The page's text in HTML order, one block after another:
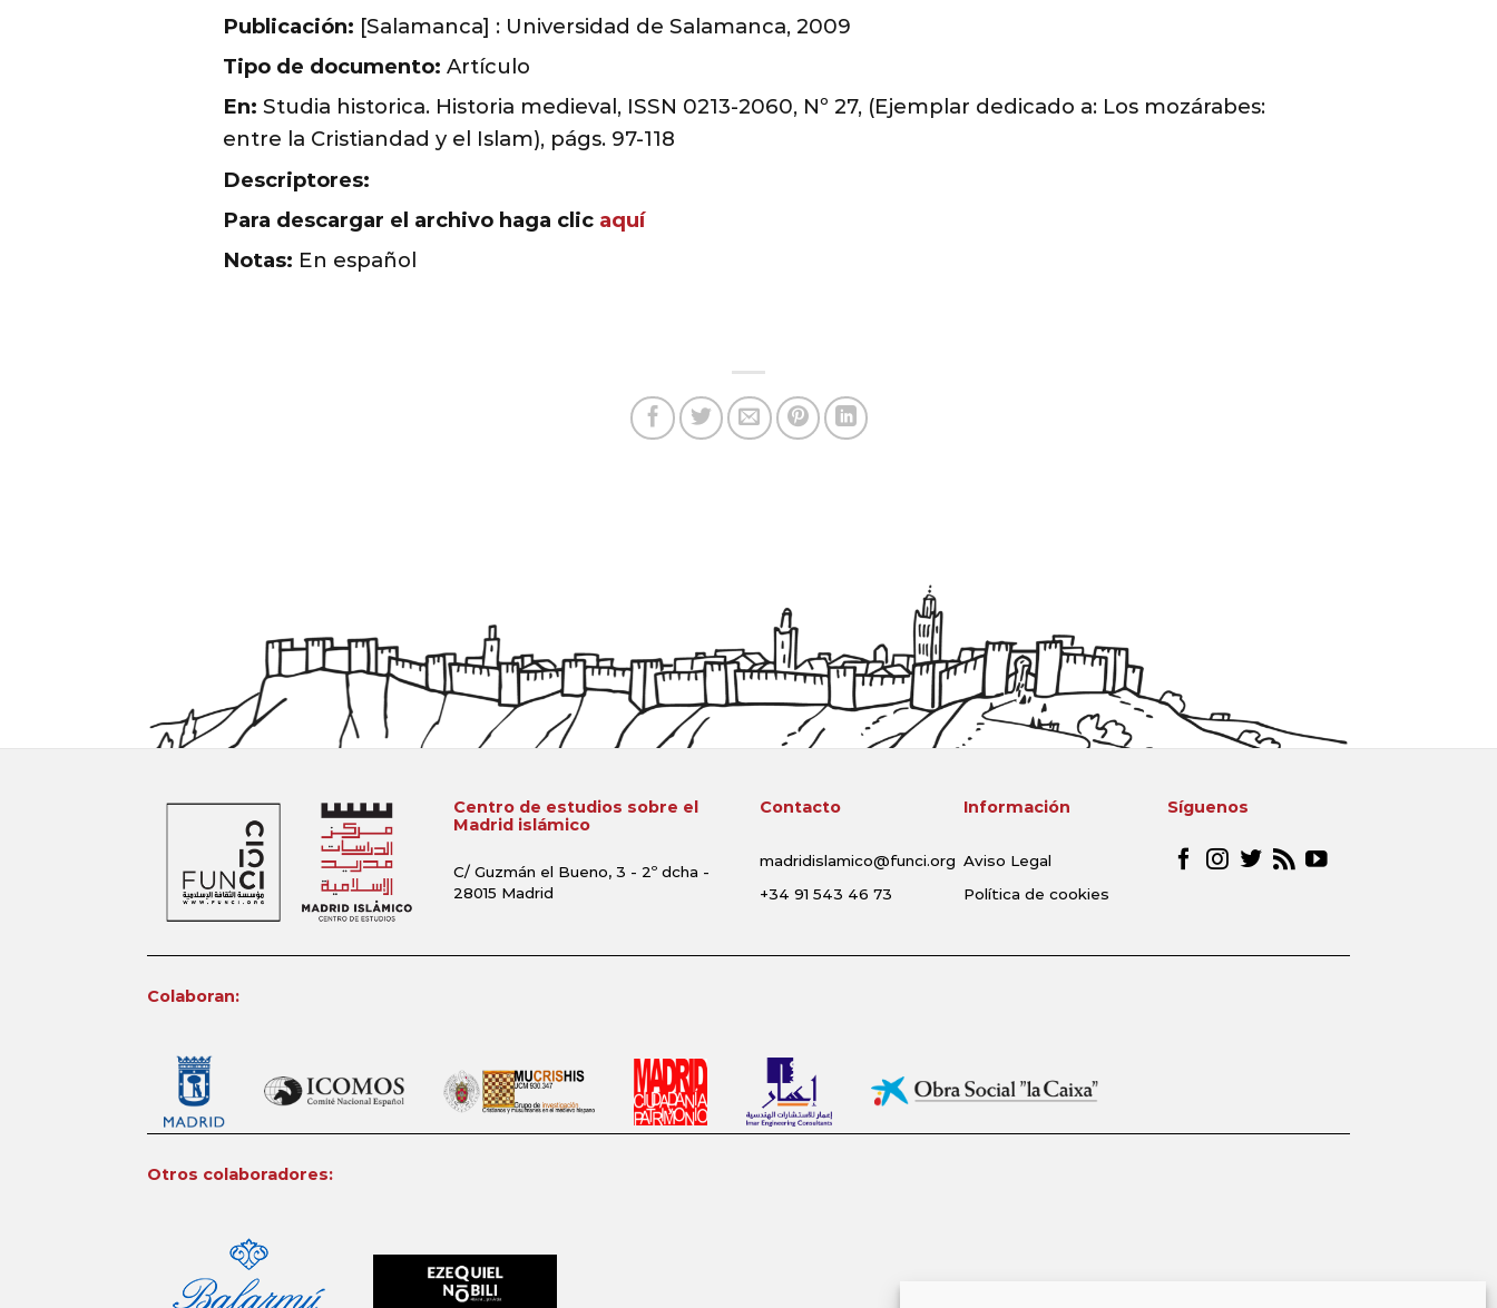
Publicación: [Salamanca] : Universidad de Salamanca, 2009
Tipo de documento: Artículo
En: Studia historica. Historia medieval, ISSN 0213-2060, Nº 27, (Ejemplar dedicado a: Los mozárabes:
entre la Cristiandad y el Islam), págs. 97-118
Descriptores:
Para descargar el archivo haga clic aquí
Notas: En español
Centro de estudios sobre el
Madrid islámico
C/ Guzmán el Bueno, 3 - 2º dcha -
28015 Madrid
Contacto
madridislamico@funci.org
+34 91 543 46 73
Información
Aviso Legal
Política de cookies
Síguenos
Colaboran:
Otros colaboradores: